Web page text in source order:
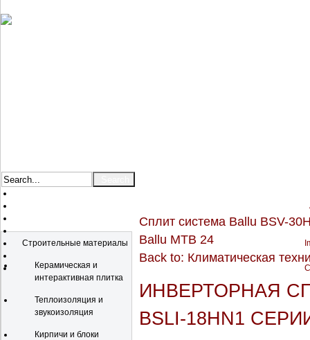
Строительные материалы
Керамическая и
интерактивная плитка
Теплоизоляция и
звукоизоляция
Кирпичи и блоки
Сплит система Ballu BSV-
Ballu MTB 24
Back to: Климатическая
ИНВЕРТОРНАЯ
BSLI-18HN1